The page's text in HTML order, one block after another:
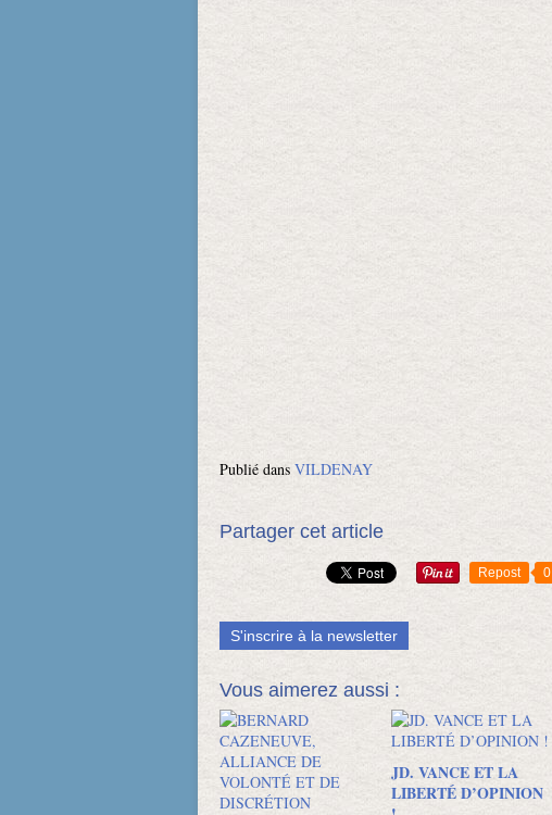
Publié dans VILDENAY
Partager cet article
Repost 0
S'inscrire à la newsletter
Vous aimerez aussi :
JD. VANCE ET LA
LIBERTÉ D’OPINION